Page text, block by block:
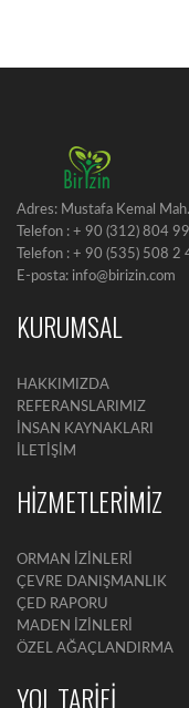
Adres: Mustafa Kemal
Telefon : + 90 (312) 804
Telefon : + 90 (535) 508 2
E-posta: info@birizin.com
KURUMSAL
HAKKIMIZDA
REFERANSLARIMIZ
İNSAN KAYNAKLARI
İLETİŞİM
HİZMETLERİMİZ
ORMAN İZİNLERİ
ÇEVRE DANIŞMANLIK
ÇED RAPORU
MADEN İZİNLERİ
ÖZEL AĞAÇLANDIRMA
YOL TARİFİ